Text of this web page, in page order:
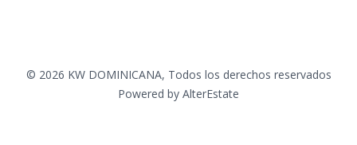
© 2026 KW DOMINICANA, Todos los derechos reservados
Powered by AlterEstate